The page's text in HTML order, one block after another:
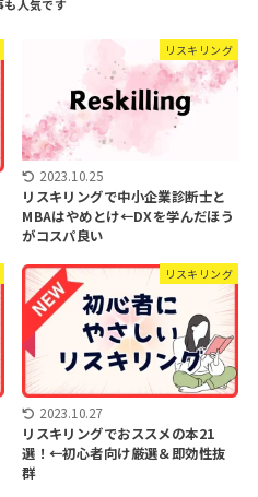
リスキリング
2023.10.25
リスキリングで中小企業診断士と
MBAはやめとけ←DXを学んだほう
がコスパ良い
リスキリング
2023.10.27
リスキリングでおススメの本21
選！←初心者向け厳選＆即効性抜
群